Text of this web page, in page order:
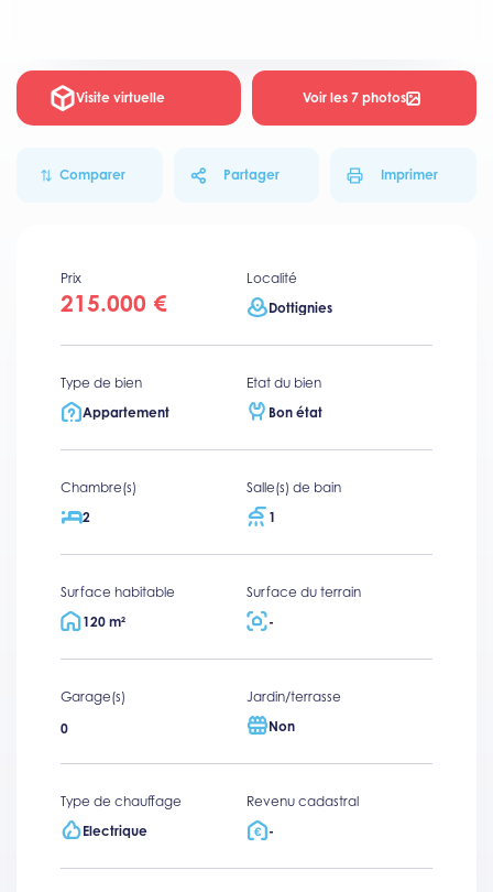
Visite virtuelle Voir les 7 photos
Comparer Partager Imprimer
Prix
215.000 €
Localité
Dottignies
Type de bien
Appartement
Etat du bien
Bon état
Chambre(s)
2
Salle(s) de bain
1
Surface habitable
120 m²
Surface du terrain
-
Garage(s)
0
Jardin/terrasse
Non
Type de chauffage
Electrique
Revenu cadastral
-